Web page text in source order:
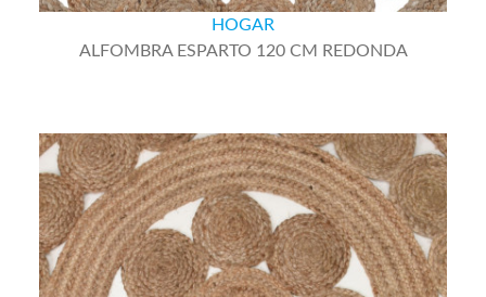
HOGAR
ALFOMBRA ESPARTO 120 CM REDONDA